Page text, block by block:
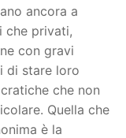
ancora a
che privati,
con gravi
di stare loro
che non
Quella che
è la